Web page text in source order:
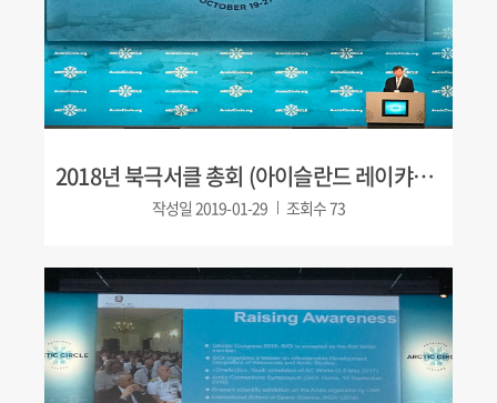
2018년 북극서클 총회 (아이슬란드 레이캬비크)
작성일 2019-01-29 조회수73